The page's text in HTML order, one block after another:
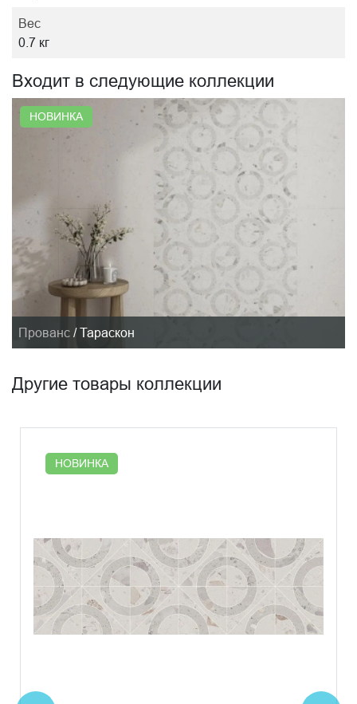
Вес
0.7 кг
Входит в следующие коллекции
НОВИНКА
Прованс / Тараскон
Другие товары коллекции
НОВИНКА